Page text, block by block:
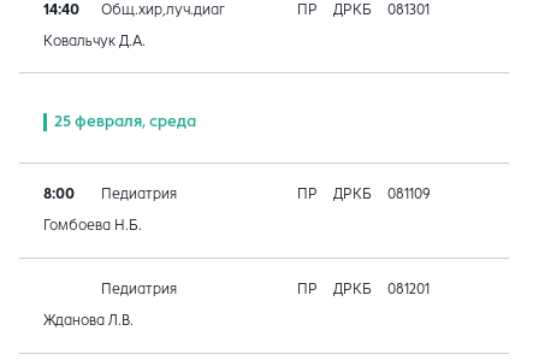
14:40 Общ.хир,луч.диаг ПР ДРКБ 081301
Ковальчук Д.А.
25 февраля, среда
8:00 Педиатрия ПР ДРКБ 081109
Гомбоева Н.Б.
Педиатрия ПР ДРКБ 081201
Жданова Л.В.